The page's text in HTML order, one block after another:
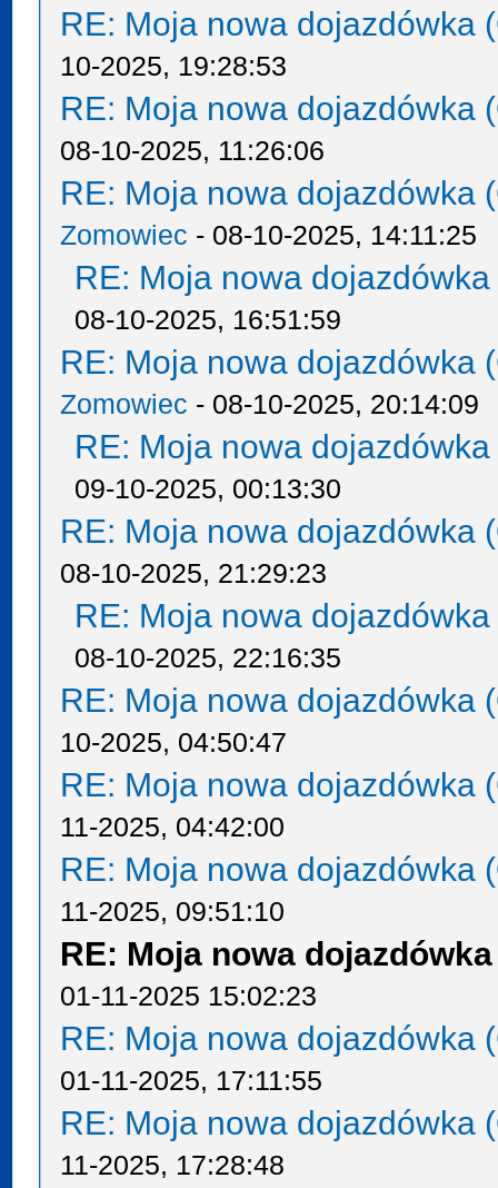
RE: Moja nowa dojazdówka
10-2025, 19:28:53
RE: Moja nowa dojazdówka
08-10-2025, 11:26:06
RE: Moja nowa dojazdówka
Zomowiec - 08-10-2025, 14:11:25
RE: Moja nowa
08-10-2025, 16:51:59
RE: Moja nowa dojazdówka
Zomowiec - 08-10-2025, 20:14:09
RE: Moja nowa
09-10-2025, 00:13:30
RE: Moja nowa dojazdówka
08-10-2025, 21:29:23
RE: Moja nowa
08-10-2025, 22:16:35
RE: Moja nowa dojazdówka
10-2025, 04:50:47
RE: Moja nowa dojazdówka
11-2025, 04:42:00
RE: Moja nowa dojazdówka
11-2025, 09:51:10
RE: Moja nowa
01-11-2025 15:02:23
RE: Moja nowa dojazdówka
01-11-2025, 17:11:55
RE: Moja nowa dojazdówka
11-2025, 17:28:48